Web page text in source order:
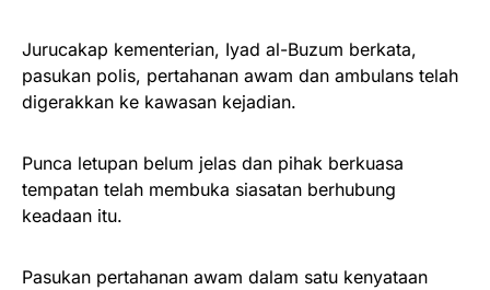
Jurucakap kementerian, Iyad al-Buzum berkata,
pasukan polis, pertahanan awam dan ambulans telah
digerakkan ke kawasan kejadian.
Punca letupan belum jelas dan pihak berkuasa
tempatan telah membuka siasatan berhubung
keadaan itu.
Pasukan pertahanan awam dalam satu kenyataan